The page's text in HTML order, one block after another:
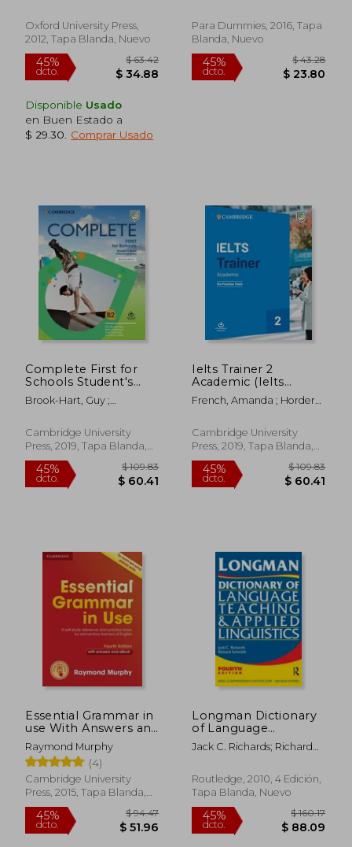
45%
dcto. $ 61.66
45%
dcto. $
Oxford University Press,
2012, Tapa Blanda, Nuevo
45%
dcto. $ 34.88
Disponible Usado
en Buen Estado a
$ 29.30
Comprar Usado
Para Dummies, 2016, Tapa
Blanda, Nuevo
45%
dcto. $
Complete First for
Schools Student's
Book Without
Answers with Online
Brook-Hart, Guy ;
Passmore, Lucy
Cambridge University
Press, 2019, Tapa Blanda,
Nuevo
Ielts Trainer 2
Academic (Ielts
Practice Tests) (en
Inglés)
French, Amanda ; Hordern,
Cambridge University
Press, 2019, Tapa Blanda,
Nuevo
Essential Grammar in
use With Answers and
Interactive : A Self-
Study Reference and
Practice Book for
Elementary Learners
of English (en Inglés)
Raymond Murphy
(4)
Cambridge University
Press, 2015, Tapa Blanda,
Nuevo
Longman Dictionary
of Language
Teaching and Applied
Linguistics (en Inglés)
Jack C. Richards; Richard
Routledge, 2010, 4 Edición,
Tapa Blanda, Nuevo